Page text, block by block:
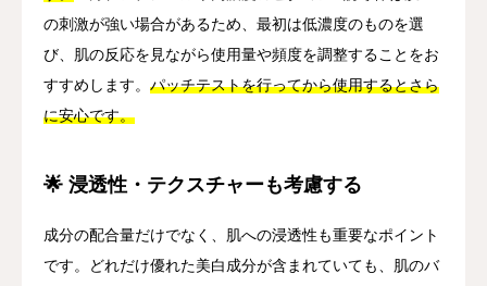
の刺激が強い場合があるため、最初は低濃度のものを選
び、肌の反応を見ながら使用量や頻度を調整することをお
すすめします。 パッチテストを行ってから使用するとさら
に安心です。
🌟 浸透性・テクスチャーも考慮する
成分の配合量だけでなく、肌への浸透性も重要なポイント
です。どれだけ優れた美白成分が含まれていても、肌のバ